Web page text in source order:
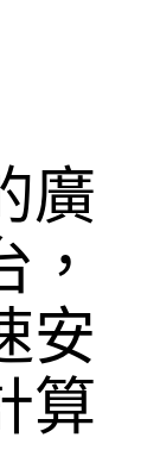
廣
安
算